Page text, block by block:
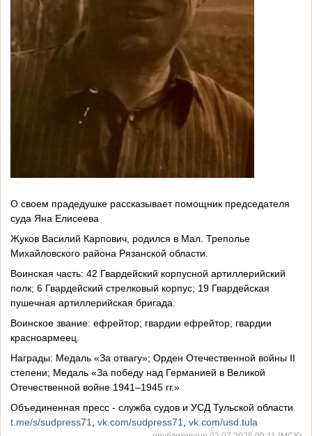
О своем прадедушке рассказывает помощник председателя
суда Яна Елисеева
Жуков Василий Карпович, родился в Мал. Треполье
Михайловского района Рязанской области.
Воинская часть: 42 Гвардейский корпусной артиллерийский
полк; 6 Гвардейский стрелковый корпус; 19 Гвардейская
пушечная артиллерийская бригада.
Воинское звание: ефрейтор; гвардии ефрейтор; гвардии
красноармеец.
Награды: Медаль «За отвагу»; Орден Отечественной войны II
степени; Медаль «За победу над Германией в Великой
Отечественной войне 1941–1945 гг.»
Объединенная пресс - служба судов и УСД Тульской области
t.me/s/sudpress71
vk.com/sudpress71 vk.com/usd.tula